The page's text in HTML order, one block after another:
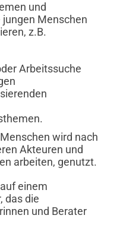
und
Menschen
z.B.
Arbeitssuche
wird nach
Akteuren und
arbeiten, genutzt.
einem
das die
und Berater